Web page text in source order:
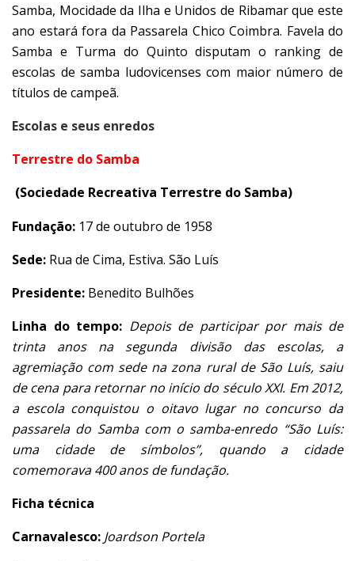
Samba, Mocidade da Ilha e Unidos de Ribamar que este
ano estará fora da Passarela Chico Coimbra. Favela do
Samba e Turma do Quinto disputam o ranking de
escolas de samba ludovicenses com maior número de
títulos de campeã.
Escolas e seus enredos
Terrestre do Samba
(Sociedade Recreativa Terrestre do Samba)
Fundação: 17 de outubro de 1958
Sede: Rua de Cima, Estiva. São Luís
Presidente: Benedito Bulhões
Linha do tempo: Depois de participar por mais de
trinta anos na segunda divisão das escolas, a
agremiação com sede na zona rural de São Luís, saiu
de cena para retornar no início do século XXI. Em 2012,
a escola conquistou o oitavo lugar no concurso da
passarela do Samba com o samba-enredo “São Luís:
uma cidade de símbolos”, quando a cidade
comemorava 400 anos de fundação.
Ficha técnica
Carnavalesco: Joardson Portela